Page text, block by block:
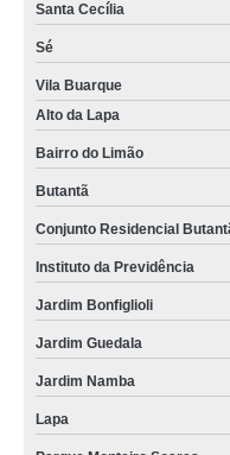
contato de assistencia tecnica
reparo de refrigerador
assistencia tecnica refrigerador
telefone de assistencia tecnica
assistencia tecnica
refrigerador assistencia tecnica
assistencia tecnica de
assistencia tecnica refrigerador
Santa Cecília
Sé
Vila Buarque
Alto da Lapa
Bairro do Limão
Butantã
Conjunto Residencial
Instituto da Previdência
Jardim Bonfiglioli
Jardim Guedala
Jardim Namba
Lapa